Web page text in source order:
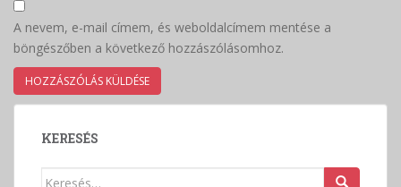
A nevem, e-mail címem, és weboldalcímem mentése a
böngészőben a következő hozzászólásomhoz.
KERESÉS
Keresés: